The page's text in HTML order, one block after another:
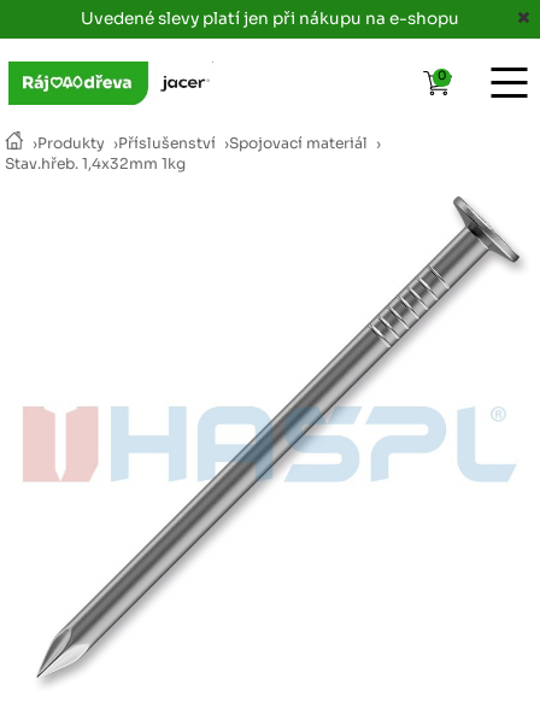
Uvedené slevy platí jen při nákupu na e-shopu
›Produkty ›Příslušenství ›Spojovací materiál ›
Stav.hřeb. 1,4x32mm 1kg
0